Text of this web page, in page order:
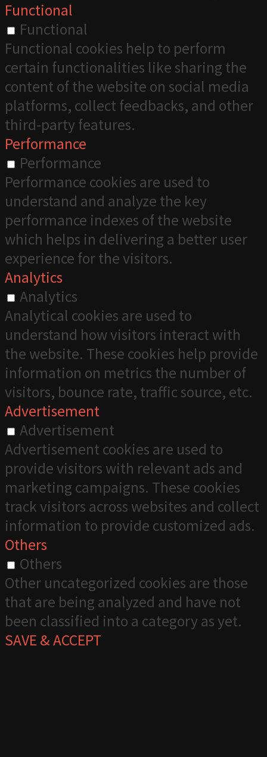
Functional
Functional
Functional cookies help to perform
certain functionalities like sharing the
content of the website on social media
platforms, collect feedbacks, and other
third-party features.
Performance
Performance
Performance cookies are used to
understand and analyze the key
performance indexes of the website
which helps in delivering a better user
experience for the visitors.
Analytics
Analytics
Analytical cookies are used to
understand how visitors interact with
the website. These cookies help provide
information on metrics the number of
visitors, bounce rate, traffic source, etc.
Advertisement
Advertisement
Advertisement cookies are used to
provide visitors with relevant ads and
marketing campaigns. These cookies
track visitors across websites and collect
information to provide customized ads.
Others
Others
Other uncategorized cookies are those
that are being analyzed and have not
been classified into a category as yet.
SAVE & ACCEPT